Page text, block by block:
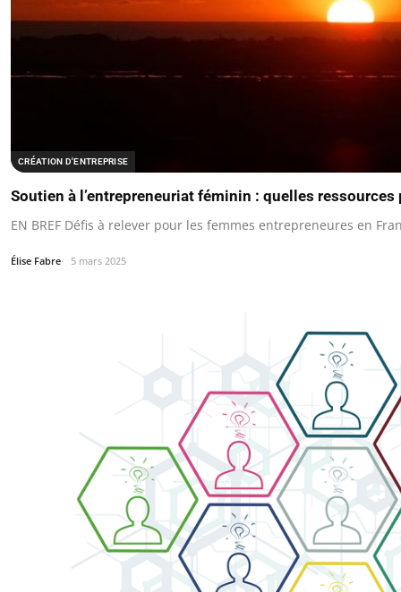
CRÉATION D'ENTREPRISE
Soutien à l’entrepreneuriat féminin : quelles
EN BREF Défis à relever pour les femmes entrepreneures en
Élise Fabre 5 mars 2025